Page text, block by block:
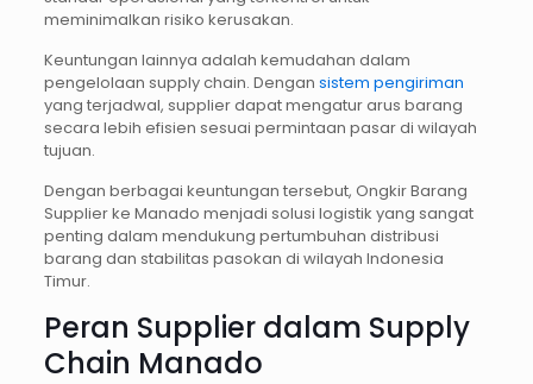
meminimalkan risiko kerusakan.
Keuntungan lainnya adalah kemudahan dalam
pengelolaan supply chain. Dengan sistem pengiriman
yang terjadwal, supplier dapat mengatur arus barang
secara lebih efisien sesuai permintaan pasar di wilayah
tujuan.
Dengan berbagai keuntungan tersebut, Ongkir Barang
Supplier ke Manado menjadi solusi logistik yang sangat
penting dalam mendukung pertumbuhan distribusi
barang dan stabilitas pasokan di wilayah Indonesia
Timur.
Peran Supplier dalam Supply
Chain Manado